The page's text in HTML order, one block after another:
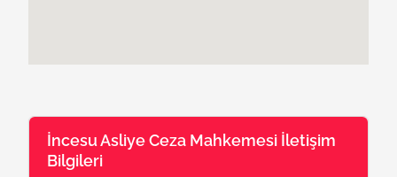
İncesu Asliye Ceza Mahkemesi İletişim
Bilgileri